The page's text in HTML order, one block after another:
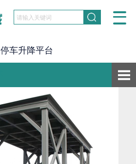
停车升降平台